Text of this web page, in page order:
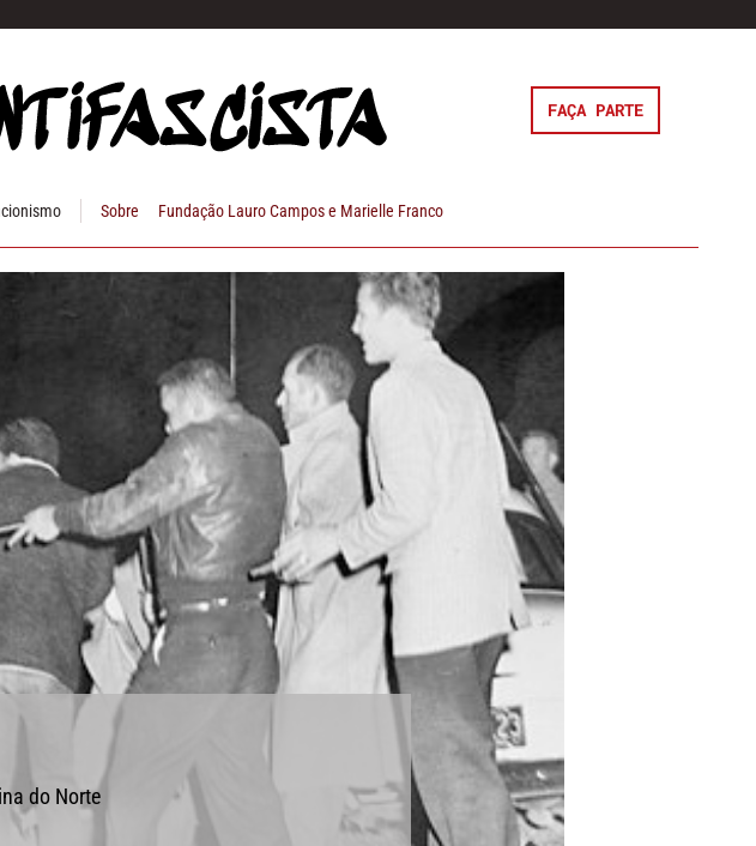
FAÇA PARTE
Sobre Fundação Lauro Campos e Marielle Franco
do Norte